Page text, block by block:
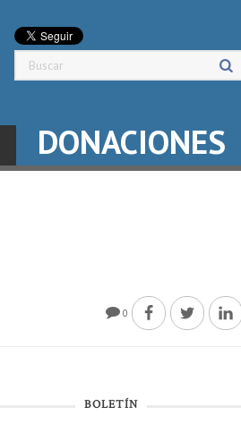
DONACIONES
0
BOLETÍN